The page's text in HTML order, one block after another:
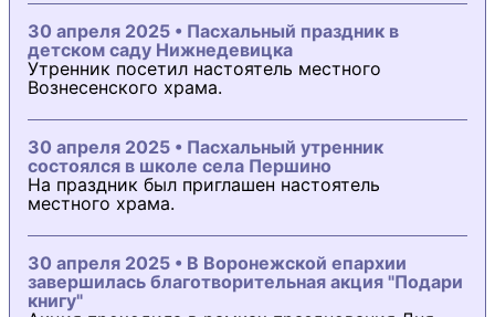
30 апреля 2025 • Пасхальный праздник в
детском саду Нижнедевицка
Утренник посетил настоятель местного
Вознесенского храма.
30 апреля 2025 • Пасхальный утренник
состоялся в школе села Першино
На праздник был приглашен настоятель
местного храма.
30 апреля 2025 • В Воронежской епархии
завершилась благотворительная акция "Подари
книгу"